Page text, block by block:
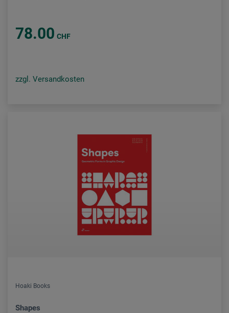
78.00 CHF
zzgl. Versandkosten
Hoaki Books
Shapes